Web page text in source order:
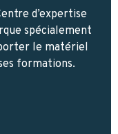
d’expertise
spécialement
le matériel
formations.